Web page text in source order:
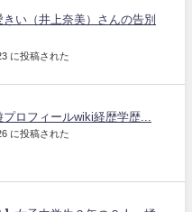
きい（井上奈美）さんの告別
に投稿された
プロフィールwiki経歴学歴...
に投稿された